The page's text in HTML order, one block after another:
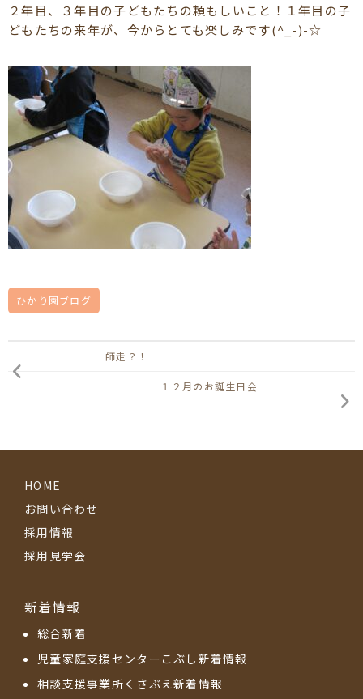
２年目、３年目の子どもたちの頼もしいこと！１年目の子
どもたちの来年が、今からとても楽しみです(^_-)-☆
ひかり園ブログ
師走？！
１２月のお誕生日会
HOME
お問い合わせ
採用情報
採用見学会
新着情報
総合新着
児童家庭支援センターこぶし新着情報
相談支援事業所くさぶえ新着情報